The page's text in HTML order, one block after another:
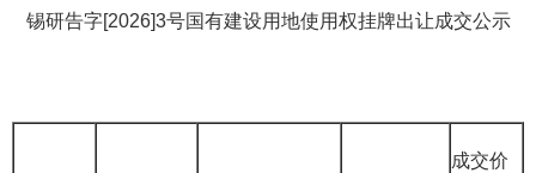
锡研告字[2026]3号国有建设用地使用权挂牌出让成交公示
成交价